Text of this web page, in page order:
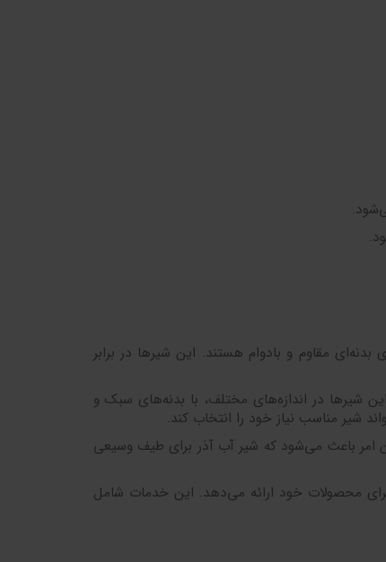
بدنه‌ای مقاوم و بادوام هستند. این شیرها در برابر
شیرها در اندازه‌های مختلف، با بدنه‌های سبک و
شیر مناسب نیاز خود را انتخاب کند.
امر باعث می‌شود که شیر آب آذر برای طیف وسیعی
محصولات خود ارائه می‌دهد. این خدمات شامل